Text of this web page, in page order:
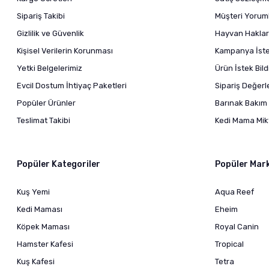
Sipariş Takibi
Gizlilik ve Güvenlik
Kişisel Verilerin Korunması
Yetki Belgelerimiz
Evcil Dostum İhtiyaç Paketleri
Popüler Ürünler
Teslimat Takibi
Müşteri
Hayvan
Kampanya
Ürün İstek
Sipariş
Barınak
Kedi Mama
Popüler Kategoriler
Kuş Yemi
Kedi Maması
Köpek Maması
Hamster Kafesi
Kuş Kafesi
Popüler
Aqua Reef
Eheim
Royal Canin
Tropical
Tetra